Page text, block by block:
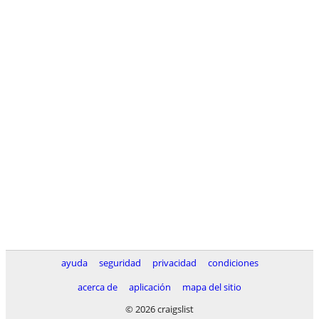
ayuda seguridad privacidad
condiciones
acerca de
aplicación
mapa del sitio
© 2026 craigslist